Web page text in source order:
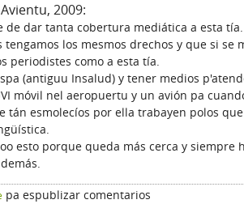
2009:
de dar tanta cobertura mediática a esta
tengamos los mesmos drechos y que si
periodistes como a esta tía.
(antiguu Insalud) y tener medios
móvil nel aeropuertu y un avión pa
tán esmolecíos por ella trabayen polos
esto porque queda más cerca y
pa espublizar comentarios